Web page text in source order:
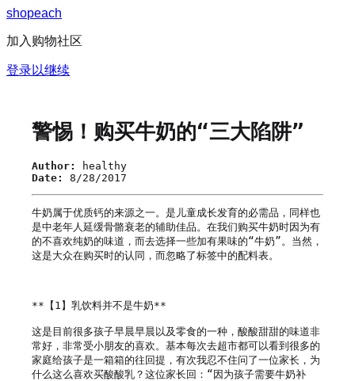
shopeach
加入购物社区
登录以继续
警惕！购买牛奶的“三大陷阱”
Author:
healthy
Date:
8/28/2017
牛奶属于优质钙的来源之一。是儿童成长发育的必需品，同样也
是中老年人延缓骨骼衰老的辅助佳品。在我们购买牛奶时因为有
的不喜欢纯奶的味道，而去选择一些加有果味的“牛奶”。当然，
这是大众在购买时的认同，而忽略了标签中的配料表。
**【1】乳饮料并不是牛奶**
这是目前很多孩子早晨早晨以及零食的一种，酸酸甜甜的味道非
常好，非常受小朋友的喜欢。基本每次去超市都可以看到很多的
家庭给孩子是一箱箱的往回提，有次我忍不住问了一位家长，为
什么这么喜欢买酸酸乳？这位家长回：“因为孩子需要牛奶补